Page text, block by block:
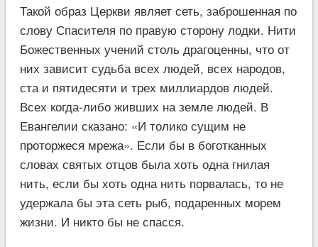
Такой образ Церкви являет сеть, заброшенная по
слову Спасителя по правую сторону лодки. Нити
Божественных учений столь драгоценны, что от
них зависит судьба всех людей, всех народов,
ста и пятидесяти и трех миллиардов людей.
Всех когда-либо живших на земле людей. В
Евангелии сказано: «И толико сущим не
проторжеся мрежа». Если бы в боготканных
словах святых отцов была хоть одна гнилая
нить, если бы хоть одна нить порвалась, то не
удержала бы эта сеть рыб, подаренных морем
жизни. И никто бы не спасся.